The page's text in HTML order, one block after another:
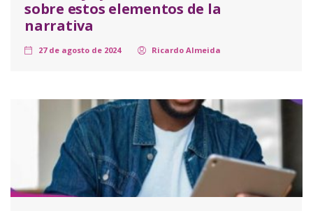
sobre estos elementos de la
narrativa
27 de agosto de 2024 Ricardo Almeida